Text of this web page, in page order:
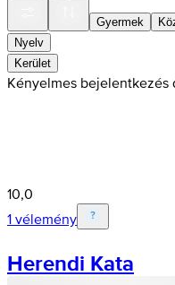
Gyermek
Nyelv
Kerület
Kényelmes bejelentkezés
10,0
1 vélemény
Herendi Kata